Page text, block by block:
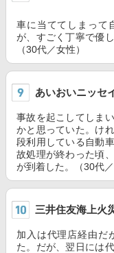
車に当ててしまって
が、すごく丁寧で優
（30代／女性）
あいおいニッセ
事故を起こしてしま
かと思っていた。け
段利用している自動
故処理が終わった頃
が到着した。（30代／
三井住友海上火
加入は代理店経由だ
た。だが、翌日には